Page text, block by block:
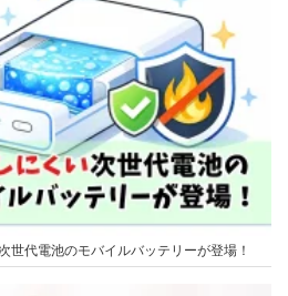
世代電池のモバイルバッテリーが登場！